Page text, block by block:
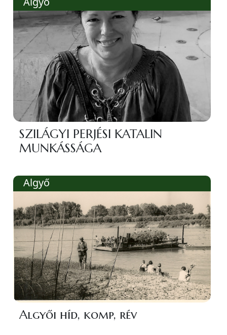
SZILÁGYI PERJÉSI KATALIN
MUNKÁSSÁGA
Algyő
Algyői híd, komp, rév